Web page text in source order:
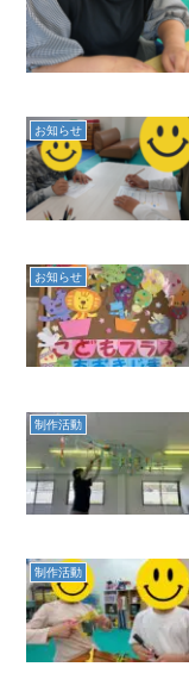
お知らせ
お知らせ
制作活動
制作活動